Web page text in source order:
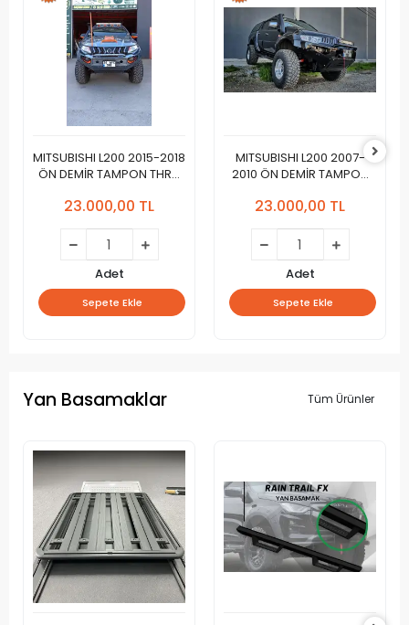
MITSUBISHI L200 2015-2018
ÖN DEMİR TAMPON THRU
23.000,00 TL
Adet
Sepete Ekle
MITSUBISHI L200 2007-
2010 ÖN DEMİR TAMPON
23.000,00 TL
Adet
Sepete Ekle
Yan Basamaklar Tüm Ürünler